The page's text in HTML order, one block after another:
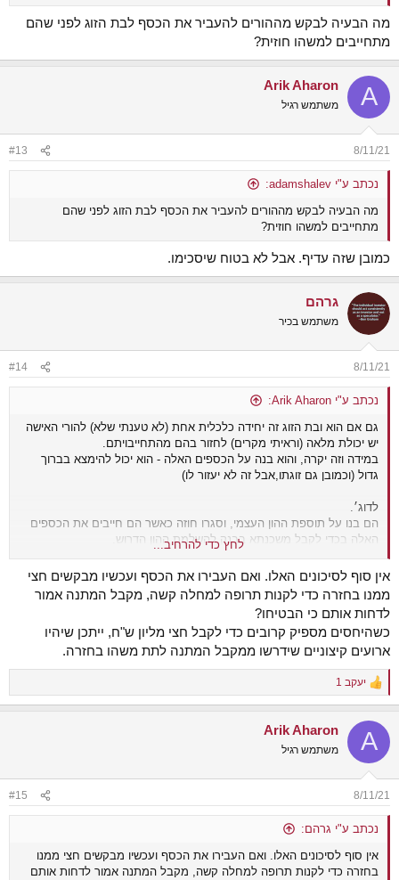
הפיצוי המוסכם על שבירת החוזה) , ההורים מתגרשים וחוזרים בהם
מהחלטתם.
והואו (וזוגתו) צריכים לחשוב מאיפה הם משיגים את הכסף הזה. ולא- יאבדו
מה הבעיה לבקש מההורים להעביר את הכסף לבת הזוג לפני שהם
מתחייבים למשהו חוזית?
A
Arik Aharon
משתמש רגיל
8/11/21
#13
נכתב ע"י adamshalev:
מה הבעיה לבקש מההורים להעביר את הכסף לבת הזוג לפני שהם
מתחייבים למשהו חוזית?
כמובן שזה עדיף. אבל לא בטוח שיסכימו.
גרהם
משתמש בכיר
8/11/21
#14
נכתב ע"י Arik Aharon:
גם אם הוא ובת הזוג זה יחידה כלכלית אחת (לא טענתי שלא) להורי האישה
יש יכולת מלאה (וראיתי מקרים) לחזור בהם מהתחייבויתם.
במידה וזה יקרה, והוא בנה על הכספים האלה - הוא יכול להימצא בברוך
גדול (וכמובן גם זוגתו,אבל זה לא יעזור לו)
לדוג׳.
הם בנו על תוספת ההון העצמי, וסגרו חוזה כאשר הם חייבים את הכספים
האלה בכדי לקבל משכנתא בבנק להשלמת ההון הדרוש.
הפיצוי המוסכם על שבירת החוזה) , ההורים מתגרשים וחוזרים בהם
מהחלטתם.
והואו (וזוגתו) צריכים לחשוב מאיפה הם משיגים את הכסף הזה. ולא- יאבדו
500א.
לחץ כדי להרחיב...
אין סוף לסיכונים האלו. ואם העבירו את הכסף ועכשיו מבקשים חצי
ממנו בחזרה כדי לקנות תרופה למחלה קשה, מקבל המתנה אמור
לדחות אותם כי הבטיחו?
כשהיחסים מספיק קרובים כדי לקבל חצי מליון ש"ח, ייתכן שיהיו
ארועים קיצוניים שידרשו ממקבל המתנה לתת משהו בחזרה.
R
e
c
i
s
:
יעקב 1
A
Arik Aharon
משתמש רגיל
8/11/21
#15
נכתב ע"י גרהם:
אין סוף לסיכונים האלו. ואם העבירו את הכסף ועכשיו מבקשים חצי ממנו
בחזרה כדי לקנות תרופה למחלה קשה, מקבל המתנה אמור לדחות אותם